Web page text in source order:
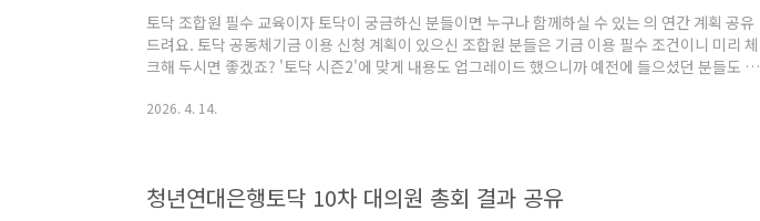
토닥 조합원 필수 교육이자 토닥이 궁금하신 분들이면 누구나 함께하실 수 있는 의 연간 계획 공유
드려요. 토닥 공동체기금 이용 신청 계획이 있으신 조합원 분들은 기금 이용 필수 조건이니 미리 체
크해 두시면 좋겠죠? '토닥 시즌2'에 맞게 내용도 업그레이드 했으니까 예전에 들으셨던 분들도 교
년 연간 계획 안내 *- 온라인 교육: 매월 셋째주 목요일. 저녁 8시 - 9시 30분(4월만 넷째주 목요
2026. 4. 14.
청년연대은행토닥 10차 대의원 총회 결과 공유